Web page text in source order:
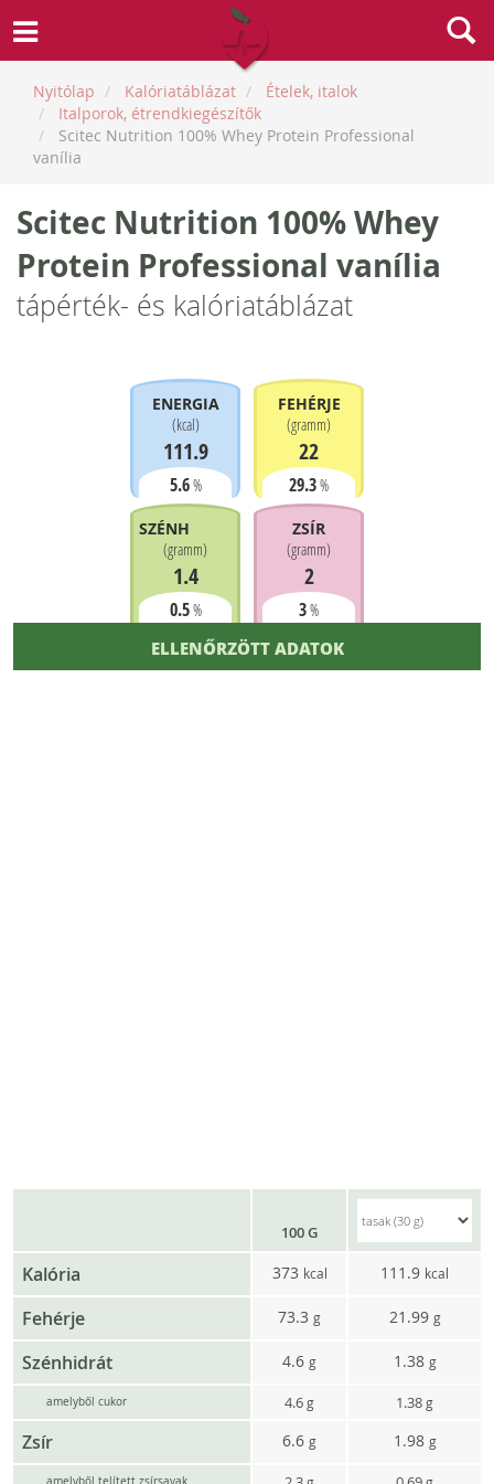
Nyitólap Kalóriatáblázat
Ételek, italok
Italporok, étrendkiegészítők
Scitec Nutrition 100% Whey Protein Professional
vanília
Scitec Nutrition 100% Whey
Protein Professional vanília
tápérték- és kalóriatáblázat
ENERGIA
(kcal)
111.9
5.6%
FEHÉRJE
(gramm)
22
29.3%
SZÉNHIDRÁT
(gramm)
1.4
0.5%
ZSÍR
(gramm)
2
3%
ELLENŐRZÖTT ADATOK
100 G
Kalória 373 kcal 111.9 kcal
Fehérje 73.3 g 21.99 g
Szénhidrát 4.6 g 1.38 g
amelyből cukor 4.6g 1.38g
Zsír 6.6 g 1.98 g